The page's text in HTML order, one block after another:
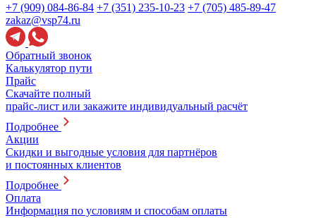
+7 (909) 084-86-84 +7 (351) 235-10-23 +7 (705) 485-89-47
zakaz@vsp74.ru
Обратный звонок
Калькулятор пути
Прайс
Скачайте полный
прайс-лист или закажите индивидуальный расчёт
Подробнее
Акции
Скидки и выгодные условия для партнёров
и постоянных клиентов
Подробнее
Оплата
Информация по условиям и способам оплаты